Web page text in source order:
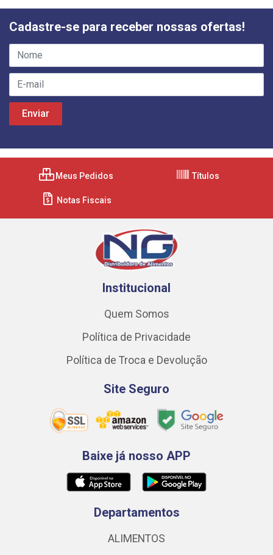
Cadastre-se para receber nossas ofertas!
Meus Pedidos Títulos
Notas Fiscais
Institucional
Quem Somos
Política de Privacidade
Política de Troca e Devolução
Site Seguro
Baixe já nosso APP
Departamentos
ALIMENTOS